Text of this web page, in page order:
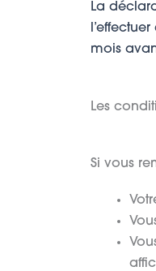
La
mois
Les
Si vous